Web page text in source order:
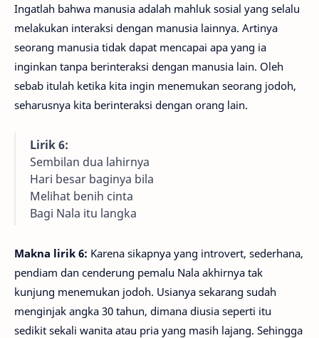
Ingatlah bahwa manusia adalah mahluk sosial yang selalu
melakukan interaksi dengan manusia lainnya. Artinya
seorang manusia tidak dapat mencapai apa yang ia
inginkan tanpa berinteraksi dengan manusia lain. Oleh
sebab itulah ketika kita ingin menemukan seorang jodoh,
seharusnya kita berinteraksi dengan orang lain.
Lirik 6:
Sembilan dua lahirnya
Hari besar baginya bila
Melihat benih cinta
Bagi Nala itu langka
Makna lirik 6: Karena sikapnya yang introvert, sederhana,
pendiam dan cenderung pemalu Nala akhirnya tak
kunjung menemukan jodoh. Usianya sekarang sudah
menginjak angka 30 tahun, dimana diusia seperti itu
sedikit sekali wanita atau pria yang masih lajang. Sehingga